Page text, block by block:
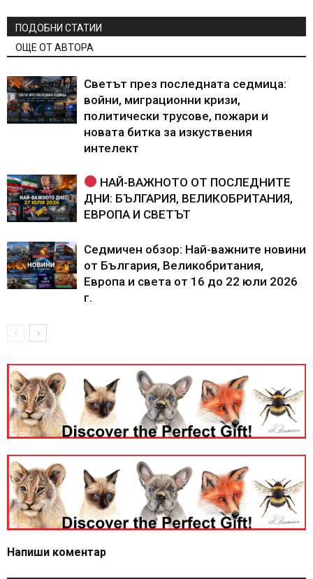
ПОДОБНИ СТАТИИ
ОЩЕ ОТ АВТОРА
Светът през последната седмица:
войни, миграционни кризи,
политически трусове, пожари и
новата битка за изкуствения
интелект
НАЙ-ВАЖНОТО ОТ ПОСЛЕДНИТЕ
ДНИ: БЪЛГАРИЯ, ВЕЛИКОБРИТАНИЯ,
ЕВРОПА И СВЕТЪТ
Седмичен обзор: Най-важните новини
от България, Великобритания,
Европа и света от 16 до 22 юли 2026
г.
Напиши коментар